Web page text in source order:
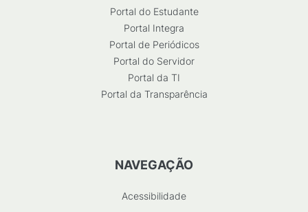
Portal do Estudante
Portal Integra
Portal de Periódicos
Portal do Servidor
Portal da TI
Portal da Transparência
NAVEGAÇÃO
Acessibilidade